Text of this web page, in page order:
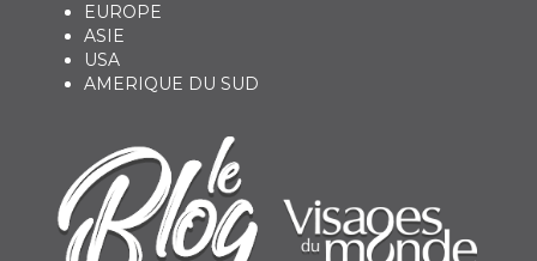
EUROPE
ASIE
USA
AMERIQUE DU SUD